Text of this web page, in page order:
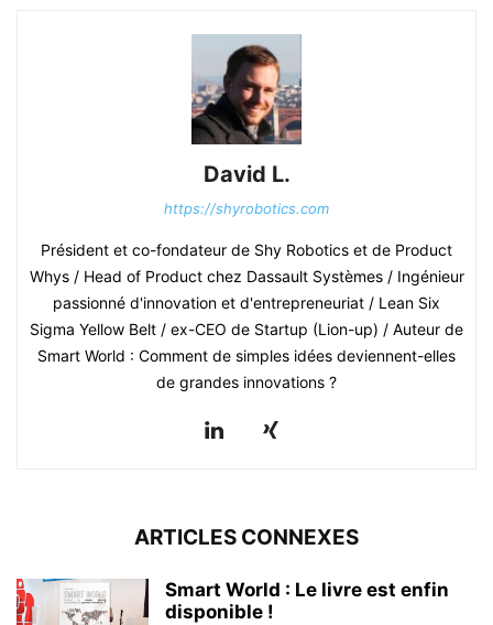
David L.
https://shyrobotics.com
Président et co-fondateur de Shy Robotics et de Product
Whys / Head of Product chez Dassault Systèmes / Ingénieur
passionné d'innovation et d'entrepreneuriat / Lean Six
Sigma Yellow Belt / ex-CEO de Startup (Lion-up) / Auteur de
Smart World : Comment de simples idées deviennent-elles
de grandes innovations ?
ARTICLES CONNEXES
Smart World : Le livre est enfin
disponible !